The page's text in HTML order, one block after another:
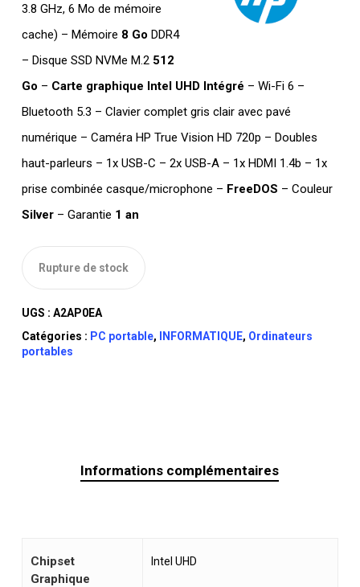
3.8 GHz, 6 Mo de mémoire
cache) – Mémoire 8 Go DDR4
– Disque SSD NVMe M.2 512
Go – Carte graphique Intel UHD Intégré – Wi-Fi 6 –
Bluetooth 5.3 – Clavier complet gris clair avec pavé
numérique – Caméra HP True Vision HD 720p – Doubles
haut-parleurs – 1x USB-C – 2x USB-A – 1x HDMI 1.4b – 1x
prise combinée casque/microphone – FreeDOS – Couleur
Silver– Garantie 1 an
Rupture de stock
UGS : A2AP0EA
Catégories : PC portable, INFORMATIQUE, Ordinateurs
portables
Informations complémentaires
Chipset
Graphique
Intel UHD